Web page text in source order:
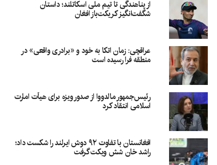
از پناهندگی تا تیم ملی اسکاتلند؛ داستان
شگفت‌انگیز کریکت‌باز افغان
عراقچی: زمان اتکا به خود و «برادری واقعی» در
منطقه فرا رسیده است
رئیس‌جمهور مالدووا از صدور ویزه برای هیأت امارت
اسلامی انتقاد کرد
افغانستان با تفاوت ۹۲ دوش ایرلند را شکست داد؛
راشد خان شش ویکت گرفت